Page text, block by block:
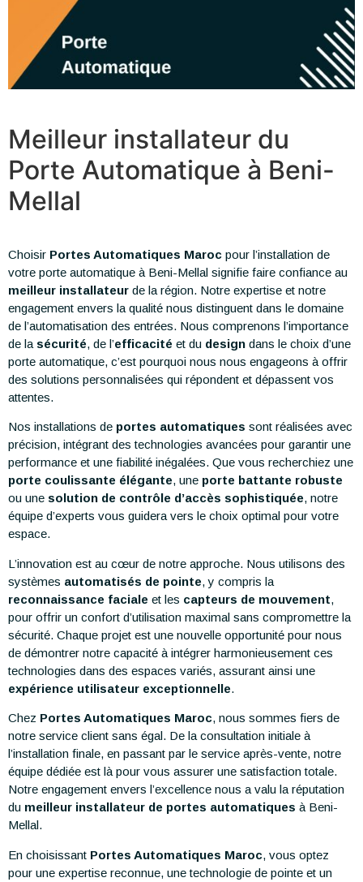
Meilleur installateur du
Porte Automatique à Beni-
Mellal
Choisir Portes Automatiques Maroc pour l’installation de
votre porte automatique à Beni-Mellal signifie faire confiance au
meilleur installateur de la région. Notre expertise et notre
engagement envers la qualité nous distinguent dans le domaine
de l’automatisation des entrées. Nous comprenons l’importance
de la sécurité, de l’efficacité et du design dans le choix d’une
porte automatique, c’est pourquoi nous nous engageons à offrir
des solutions personnalisées qui répondent et dépassent vos
attentes.
Nos installations de portes automatiques sont réalisées avec
précision, intégrant des technologies avancées pour garantir une
performance et une fiabilité inégalées. Que vous recherchiez une
porte coulissante élégante, une porte battante robuste
ou une solution de contrôle d’accès sophistiquée, notre
équipe d’experts vous guidera vers le choix optimal pour votre
espace.
L’innovation est au cœur de notre approche. Nous utilisons des
systèmes automatisés de pointe, y compris la
reconnaissance faciale et les capteurs de mouvement,
pour offrir un confort d’utilisation maximal sans compromettre la
sécurité. Chaque projet est une nouvelle opportunité pour nous
de démontrer notre capacité à intégrer harmonieusement ces
technologies dans des espaces variés, assurant ainsi une
expérience utilisateur exceptionnelle.
Chez Portes Automatiques Maroc, nous sommes fiers de
notre service client sans égal. De la consultation initiale à
l’installation finale, en passant par le service après-vente, notre
équipe dédiée est là pour vous assurer une satisfaction totale.
Notre engagement envers l’excellence nous a valu la réputation
du meilleur installateur de portes automatiques à Beni-
Mellal.
En choisissant Portes Automatiques Maroc, vous optez
pour une expertise reconnue, une technologie de pointe et un